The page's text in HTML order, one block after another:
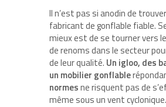
Il n’est pas si anodin de
fabricant de gonflable fiable.
mieux est de se tourner vers
de renoms dans le secteur
de leur qualité. Un igloo, des
un mobilier gonflable
normesne risquent pas de
même sous un vent cyclonique.